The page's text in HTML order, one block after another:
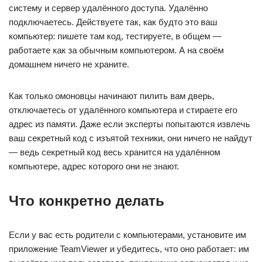
систему и сервер удалённого доступа. Удалённо
подключаетесь. Действуете так, как будто это ваш
компьютер: пишете там код, тестируете, в общем —
работаете как за обычным компьютером. А на своём
домашнем ничего не храните.
Как только омоновцы начинают пилить вам дверь,
отключаетесь от удалённого компьютера и стираете его
адрес из памяти. Даже если эксперты попытаются извлечь
ваш секретный код с изъятой техники, они ничего не найдут
— ведь секретный код весь хранится на удалённом
компьютере, адрес которого они не знают.
Что конкретно делать
Если у вас есть родители с компьютерами, установите им
приложение TeamViewer и убедитесь, что оно работает: им